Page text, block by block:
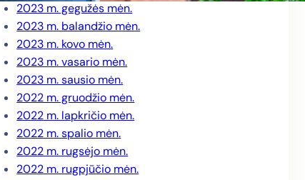
2023 m. gegužės mėn.
2023 m. balandžio mėn.
2023 m. kovo mėn.
2023 m. vasario mėn.
2023 m. sausio mėn.
2022 m. gruodžio mėn.
2022 m. lapkričio mėn.
2022 m. spalio mėn.
2022 m. rugsėjo mėn.
2022 m. rugpjūčio mėn.